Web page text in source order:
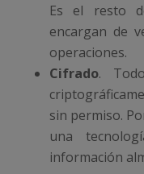
Es el resto
encargan de
operaciones.
Cifrado.
sin permiso.
una
información